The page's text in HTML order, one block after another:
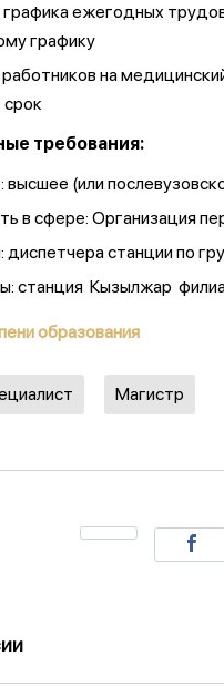
ежегодных
графику
на
срок
требования:
высшее (или
в сфере: Организация
станции по
станция Кызылжар
образования
Магистр